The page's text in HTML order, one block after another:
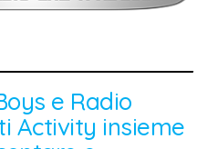
e Radio
Activity insieme